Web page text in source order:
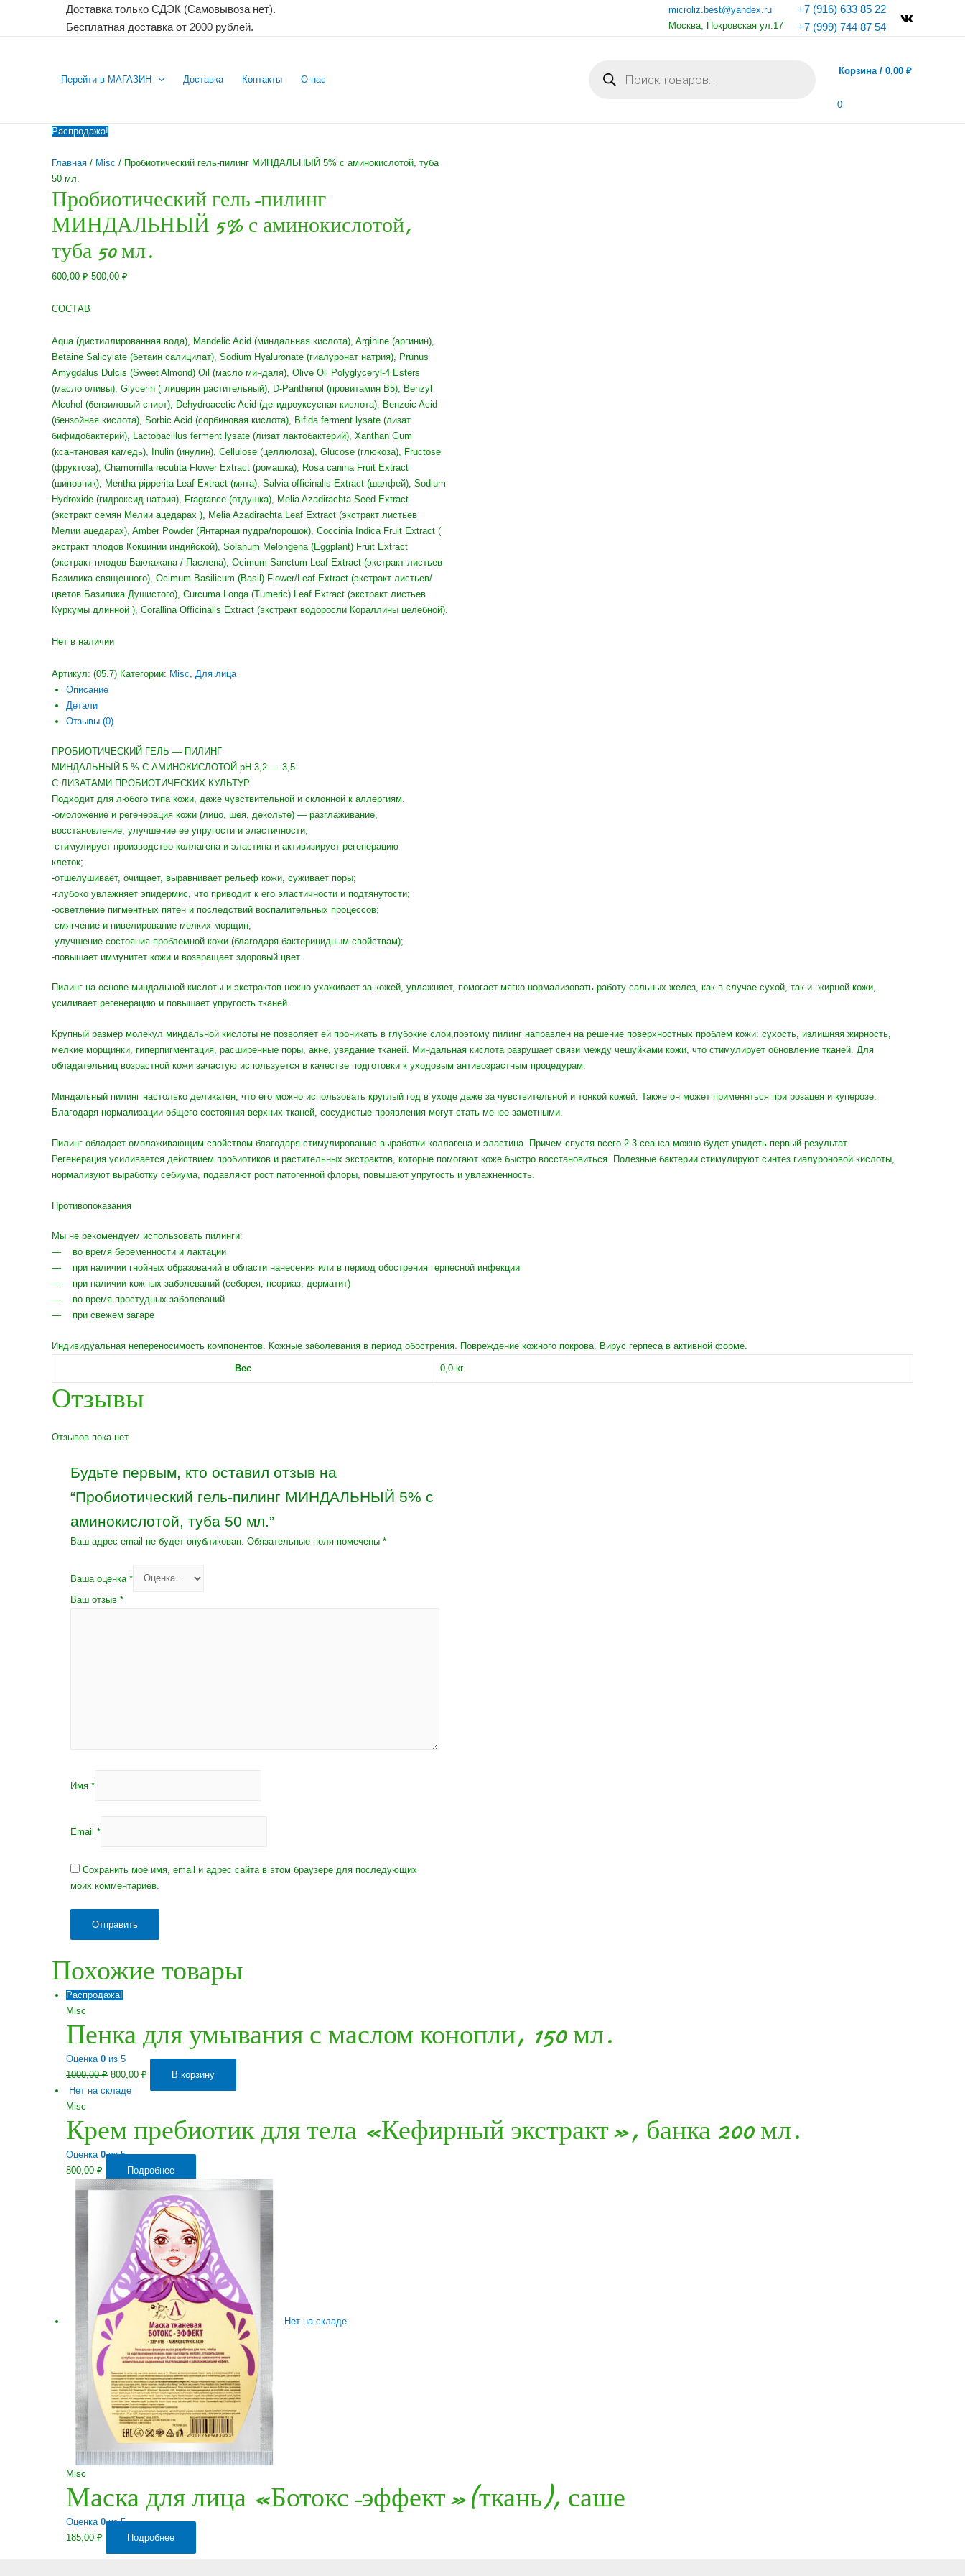
Доставка только СДЭК (Самовывоза нет).
Бесплатная доставка от 2000 рублей.
microliz.best@yandex.ru
Москва, Покровская ул.17
+7 (916) 633 85 22
+7 (999) 744 87 54
Перейти в МАГАЗИН Доставка Контакты О нас
товаров
Корзина/ 0,00 ₽
0
Распродажа!
Главная / Misc / Пробиотический гель-пилинг МИНДАЛЬНЫЙ 5% с аминокислотой, туба
50 мл.
Пробиотический гель-пилинг
МИНДАЛЬНЫЙ 5% с аминокислотой,
туба 50 мл.
600,00₽ Первоначальная
500,00 ₽
СОСТАВ
Aqua (дистиллированная вода), Mandelic Acid (миндальная кислота), Arginine (аргинин),
Betaine Salicylate (бетаин салицилат), Sodium Hyaluronate (гиалуронат натрия), Prunus
Amygdalus Dulcis (Sweet Almond) Oil (масло миндаля), Olive Oil Polyglyceryl-4 Esters
(масло оливы), Glycerin (глицерин растительный), D-Panthenol (провитамин В5), Benzyl
Alcohol (бензиловый спирт), Dehydroacetic Acid (дегидроуксусная кислота), Benzoic Acid
(бензойная кислота), Sorbic Acid (сорбиновая кислота), Bifida ferment lysate (лизат
бифидобактерий), Lactobacillus ferment lysate (лизат лактобактерий), Xanthan Gum
(ксантановая камедь), Inulin (инулин), Cellulose (целлюлоза), Glucose (глюкоза), Fructose
(фруктоза), Chamomilla recutita Flower Extract (ромашка), Rosa canina Fruit Extract
(шиповник), Mentha pipperita Leaf Extract (мята), Salvia officinalis Extract (шалфей), Sodium
Hydroxide (гидроксид натрия), Fragrance (отдушка), Melia Azadirachta Seed Extract
(экстракт семян Мелии ацедарах ), Melia Azadirachta Leaf Extract (экстракт листьев
Мелии ацедарах), Amber Powder (Янтарная пудра/порошок), Coccinia Indica Fruit Extract (
экстракт плодов Кокцинии индийской), Solanum Melongena (Eggplant) Fruit Extract
(экстракт плодов Баклажана / Паслена), Ocimum Sanctum Leaf Extract (экстракт листьев
Базилика священного), Ocimum Basilicum (Basil) Flower/Leaf Extract (экстракт листьев/
цветов Базилика Душистого), Curcuma Longa (Tumeric) Leaf Extract (экстракт листьев
Куркумы длинной ), Corallina Officinalis Extract (экстракт водоросли Кораллины целебной).
Нет в наличии
Артикул: (05.7) Категории: Misc, Для лица
Описание
Детали
Отзывы (0)
ПРОБИОТИЧЕСКИЙ ГЕЛЬ — ПИЛИНГ
МИНДАЛЬНЫЙ 5 % С АМИНОКИСЛОТОЙ рН 3,2 — 3,5
С ЛИЗАТАМИ ПРОБИОТИЧЕСКИХ КУЛЬТУР
Подходит для любого типа кожи, даже чувствительной и склонной к аллергиям.
-омоложение и регенерация кожи (лицо, шея, декольте) — разглаживание,
восстановление, улучшение ее упругости и эластичности;
-стимулирует производство коллагена и эластина и активизирует регенерацию
клеток;
-отшелушивает, очищает, выравнивает рельеф кожи, суживает поры;
-глубоко увлажняет эпидермис, что приводит к его эластичности и подтянутости;
-осветление пигментных пятен и последствий воспалительных процессов;
-смягчение и нивелирование мелких морщин;
-улучшение состояния проблемной кожи (благодаря бактерицидным свойствам);
-повышает иммунитет кожи и возвращает здоровый цвет.
Пилинг на основе миндальной кислоты и экстрактов нежно ухаживает за кожей, увлажняет, помогает мягко нормализовать работу сальных желез, как в случае сухой, так и жирной кожи,
усиливает регенерацию и повышает упругость тканей.
Крупный размер молекул миндальной кислоты не позволяет ей проникать в глубокие слои,поэтому пилинг направлен на решение поверхностных проблем кожи: сухость, излишняя жирность,
мелкие морщинки, гиперпигментация, расширенные поры, акне, увядание тканей. Миндальная кислота разрушает связи между чешуйками кожи, что стимулирует обновление тканей. Для
обладательниц возрастной кожи зачастую используется в качестве подготовки к уходовым антивозрастным процедурам.
Миндальный пилинг настолько деликатен, что его можно использовать круглый год в уходе даже за чувствительной и тонкой кожей. Также он может применяться при розацея и куперозе.
Благодаря нормализации общего состояния верхних тканей, сосудистые проявления могут стать менее заметными.
Пилинг обладает омолаживающим свойством благодаря стимулированию выработки коллагена и эластина. Причем спустя всего 2-3 сеанса можно будет увидеть первый результат.
Регенерация усиливается действием пробиотиков и растительных экстрактов, которые помогают коже быстро восстановиться. Полезные бактерии стимулируют синтез гиалуроновой кислоты,
нормализуют выработку себиума, подавляют рост патогенной флоры, повышают упругость и увлажненность.
Противопоказания
Мы не рекомендуем использовать пилинги:
— во время беременности и лактации
— при наличии гнойных образований в области нанесения или в период обострения герпесной инфекции
— при наличии кожных заболеваний (себорея, псориаз, дерматит)
— во время простудных заболеваний
— при свежем загаре
Индивидуальная непереносимость компонентов. Кожные заболевания в период обострения. Повреждение кожного покрова. Вирус герпеса в активной форме.
Вес 0,0 кг
Отзывы
Отзывов пока нет.
Будьте первым, кто оставил отзыв на
“Пробиотический гель-пилинг МИНДАЛЬНЫЙ 5% с
аминокислотой, туба 50 мл.”
Ваш адрес email не будет опубликован. Обязательные поля помечены *
Ваша оценка *
Ваш отзыв *
Имя *
Email *
Сохранить моё имя, email и адрес сайта в этом браузере для последующих
моих комментариев.
Похожие товары
Распродажа!
Misc
Пенка для умывания с маслом конопли, 150 мл.
Оценка 0 из 5
1000,00₽ Первоначальная
цена
800,00 ₽ Текущая
цена:
В корзину
Нет на складе
Misc
Крем пребиотик для тела «Кефирный экстракт», банка 200 мл.
Оценка 0из 5
800,00 ₽ Подробнее
Нет на складе
Misc
Маска для лица «Ботокс-эффект»(ткань), саше
Оценка 0из 5
185,00 ₽ Подробнее